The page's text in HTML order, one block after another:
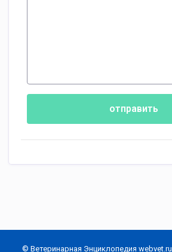
отправить
© Ветеринарная Энциклопедия webvet.ru